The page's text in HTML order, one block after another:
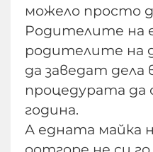
можело просто
Родителите на
родителите на
да заведат дела
процедурата да
година.
А едната майка